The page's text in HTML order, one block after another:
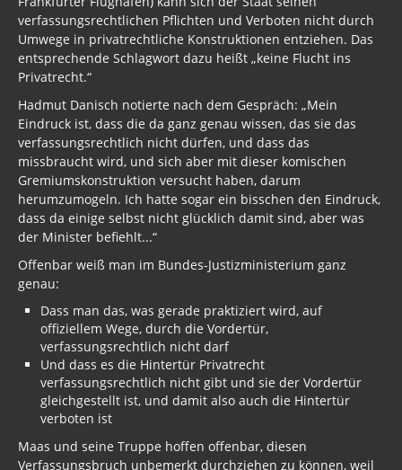
verfassungsrechtlichen Pflichten und Verboten nicht durch
Umwege in privatrechtliche Konstruktionen entziehen. Das
entsprechende Schlagwort dazu heißt „keine Flucht ins
Privatrecht.“
Hadmut Danisch notierte nach dem Gespräch: „Mein
Eindruck ist, dass die da ganz genau wissen, das sie das
verfassungsrechtlich nicht dürfen, und dass das
missbraucht wird, und sich aber mit dieser komischen
Gremiumskonstruktion versucht haben, darum
herumzumogeln. Ich hatte sogar ein bisschen den Eindruck,
dass da einige selbst nicht glücklich damit sind, aber was
der Minister befiehlt...“
Offenbar weiß man im Bundes-Justizministerium ganz
genau:
Dass man das, was gerade praktiziert wird, auf
offiziellem Wege, durch die Vordertür,
verfassungsrechtlich nicht darf
Und dass es die Hintertür Privatrecht
verfassungsrechtlich nicht gibt und sie der Vordertür
gleichgestellt ist, und damit also auch die Hintertür
verboten ist
Maas und seine Truppe hoffen offenbar, diesen
Verfassungsbruch unbemerkt durchziehen zu können, weil